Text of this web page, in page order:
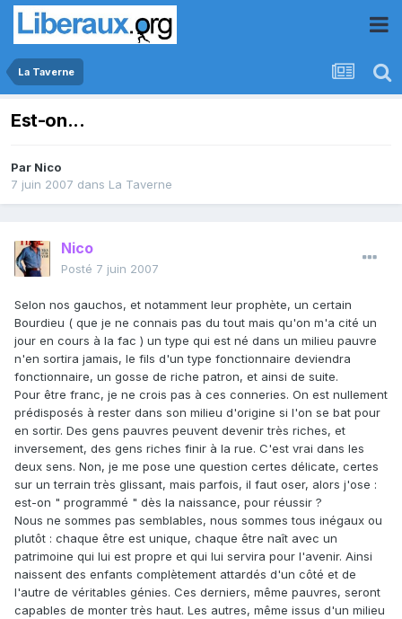
La Taverne
Est-on...
Par Nico
7 juin 2007 dans La Taverne
Nico
Posté 7 juin 2007
Selon nos gauchos, et notamment leur prophète, un certain
Bourdieu ( que je ne connais pas du tout mais qu'on m'a cité un
jour en cours à la fac ) un type qui est né dans un milieu pauvre
n'en sortira jamais, le fils d'un type fonctionnaire deviendra
fonctionnaire, un gosse de riche patron, et ainsi de suite.
Pour être franc, je ne crois pas à ces conneries. On est nullement
prédisposés à rester dans son milieu d'origine si l'on se bat pour
en sortir. Des gens pauvres peuvent devenir très riches, et
inversement, des gens riches finir à la rue. C'est vrai dans les
deux sens. Non, je me pose une question certes délicate, certes
sur un terrain très glissant, mais parfois, il faut oser, alors j'ose :
est-on " programmé " dès la naissance, pour réussir ?
Nous ne sommes pas semblables, nous sommes tous inégaux ou
plutôt : chaque être est unique, chaque être naît avec un
patrimoine qui lui est propre et qui lui servira pour l'avenir. Ainsi
naissent des enfants complètement attardés d'un côté et de
l'autre de véritables génies. Ces derniers, même pauvres, seront
capables de monter très haut. Les autres, même issus d'un milieu